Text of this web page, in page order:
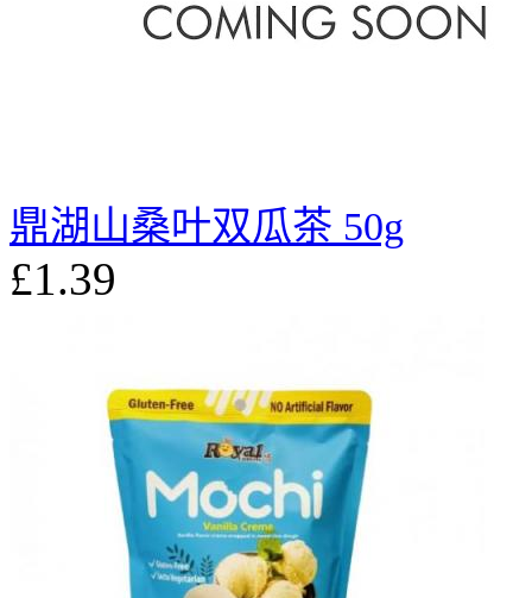
鼎湖山桑叶双瓜茶 50g
£1.39